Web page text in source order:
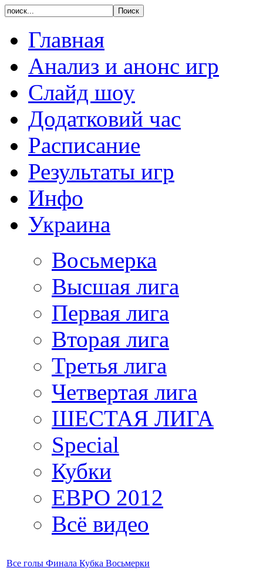
Главная
Анализ и анонс игр
Слайд шоу
Додатковий час
Расписание
Результаты игр
Инфо
Украина
Восьмерка
Высшая лига
Первая лига
Вторая лига
Третья лига
Четвертая лига
ШЕСТАЯ ЛИГА
Special
Кубки
ЕВРО 2012
Всё видео
Все голы Финала Кубка Восьмерки